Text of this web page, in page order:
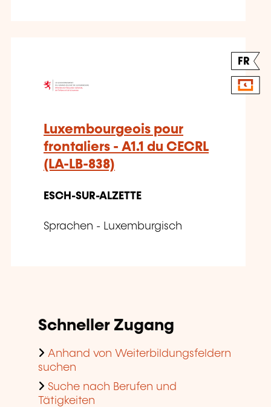
FR
Luxembourgeois pour
frontaliers - A1.1 du CECRL
(LA-LB-838)
ESCH-SUR-ALZETTE
Sprachen - Luxemburgisch
Schneller Zugang
Anhand von Weiterbildungsfeldern
suchen
Suche nach Berufen und
Tätigkeiten